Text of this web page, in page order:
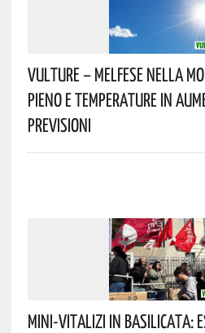
Vulture – Melfese Nella
Pieno E Temperature In
Previsioni
Mini-Vitalizi In Basilicata: